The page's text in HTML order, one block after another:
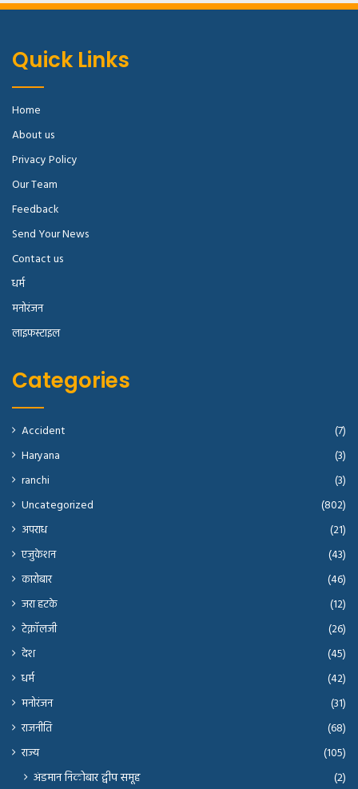
Quick Links
Home
About us
Privacy Policy
Our Team
Feedback
Send Your News
Contact us
धर्म
मनोरंजन
लाइफस्टाइल
Categories
Accident
(7)
Haryana
(3)
ranchi
(3)
Uncategorized
(802)
अपराध
(21)
एजुकेशन
(43)
कारोबार
(46)
जरा हटके
(12)
टेक्नॉलजी
(26)
देश
(45)
धर्म
(42)
मनोरंजन
(31)
राजनीति
(68)
राज्य
(105)
अंडमान निकोबार द्वीप समूह (2)